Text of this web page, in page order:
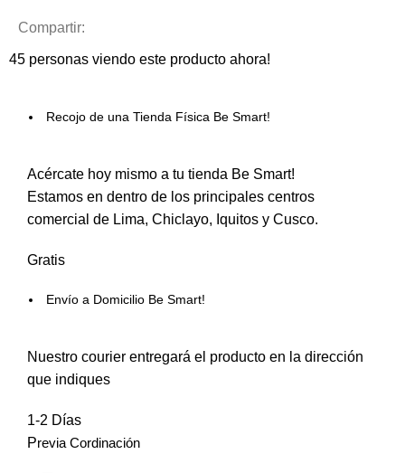
Compartir:
45 personas viendo este producto ahora!
Recojo de una Tienda Física Be Smart!
Acércate hoy mismo a tu tienda Be Smart!
Estamos en dentro de los principales centros
comercial de Lima, Chiclayo, Iquitos y Cusco.
Gratis
Envío a Domicilio Be Smart!
Nuestro courier entregará el producto en la dirección
que indiques
1-2 Días
Previa Cordinación